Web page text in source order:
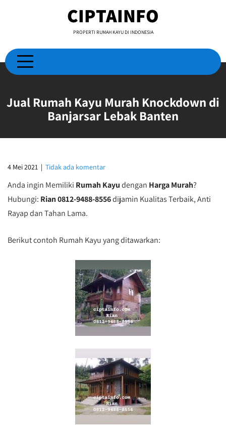
CIPTAINFO
PROPERTI RUMAH KAYU DI INDONESIA
Jual Rumah Kayu Murah Knockdown di
Banjarsar Lebak Banten
4 Mei 2021 | Tidak ada komentar
Anda ingin Memiliki Rumah Kayudengan Harga Murah?
Hubungi: Rian 0812-9488-8556dijamin Kualitas Terbaik, Anti
Rayap dan Tahan Lama.
Berikut contoh Rumah Kayu yang ditawarkan: